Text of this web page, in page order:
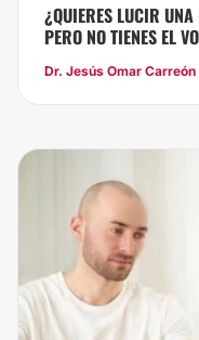
¿QUIERES LUCIR
PERO NO TIENES EL